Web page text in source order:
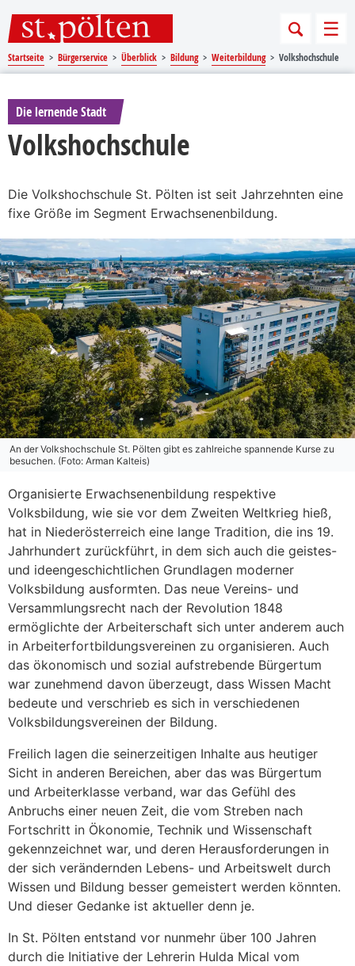
Startseite Bürgerservice Überblick Bildung Weiterbildung Volkshochschule
Die lernende Stadt
Volkshochschule
Die Volkshochschule St. Pölten ist seit Jahrzehnten eine
fixe Größe im Segment Erwachsenenbildung.
An der Volkshochschule St. Pölten gibt es zahlreiche spannende Kurse zu
besuchen. (Foto: Arman Kalteis)
Organisierte Erwachsenenbildung respektive
Volksbildung, wie sie vor dem Zweiten Weltkrieg hieß,
hat in Niederösterreich eine lange Tradition, die ins 19.
Jahrhundert zurückführt, in dem sich auch die geistes-
und ideengeschichtlichen Grundlagen moderner
Volksbildung ausformten. Das neue Vereins- und
Versammlungsrecht nach der Revolution 1848
ermöglichte der Arbeiterschaft sich unter anderem auch
in Arbeiterfortbildungsvereinen zu organisieren. Auch
das ökonomisch und sozial aufstrebende Bürgertum
war zunehmend davon überzeugt, dass Wissen Macht
bedeute und verschrieb es sich in verschiedenen
Volksbildungsvereinen der Bildung.
Freilich lagen die seinerzeitigen Inhalte aus heutiger
Sicht in anderen Bereichen, aber das was Bürgertum
und Arbeiterklasse verband, war das Gefühl des
Anbruchs einer neuen Zeit, die vom Streben nach
Fortschritt in Ökonomie, Technik und Wissenschaft
gekennzeichnet war, und deren Herausforderungen in
der sich verändernden Lebens- und Arbeitswelt durch
Wissen und Bildung besser gemeistert werden könnten.
Und dieser Gedanke ist aktueller denn je.
In St. Pölten entstand vor nunmehr über 100 Jahren
durch die Initiative der Lehrerin Hulda Mical vom